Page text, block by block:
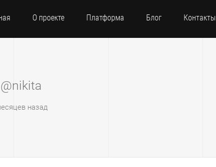
О проекте Платформа Блог Контакты
назад